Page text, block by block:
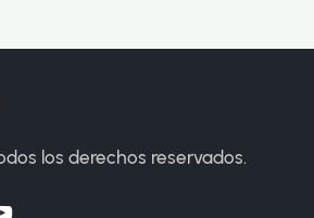
los derechos reservados.